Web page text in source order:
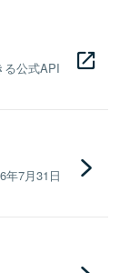
る公式API
年7月31日